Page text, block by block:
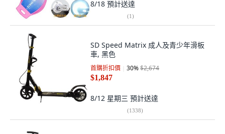
8/18 預計送達
(1)
SD Speed Matrix 成人及青少年滑板
車, 黑色
首購折扣價 30%$2,674
$1,847
8/12 星期三 預計送達
(1338)